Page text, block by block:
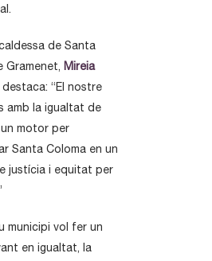
de Santa
Gramenet, Mireia
destaca: “El nostre
amb la igualtat de
motor per
Santa Coloma en un
justícia i equitat per
municipi vol fer un
en igualtat, la